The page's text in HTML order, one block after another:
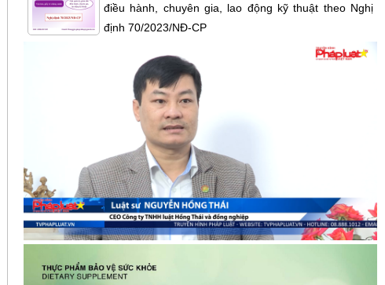
điều hành, chuyên gia, lao động kỹ thuật theo Nghị
định 70/2023/NĐ-CP